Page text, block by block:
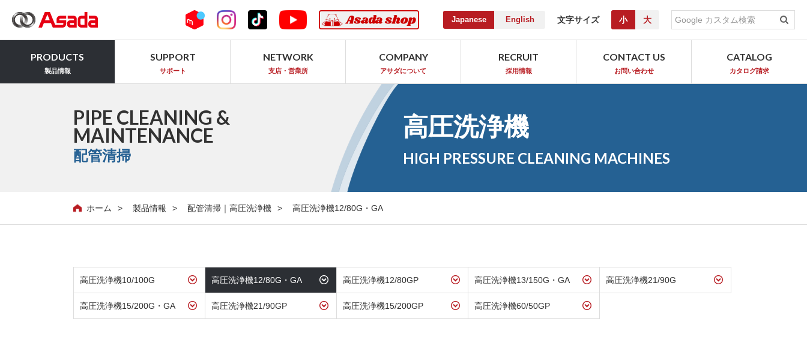
Japanese English 文字サイズ 小 大
PRODUCTS
製品情報
SUPPORT
サポート
NETWORK
支店・営業所
COMPANY
アサダについて
RECRUIT
採用情報
CONTACT US
お問い合わせ
CATALOG
カタログ請求
PIPE CLEANING &
MAINTENANCE
配管清掃
高圧洗浄機
HIGH PRESSURE CLEANING MACHINES
ホーム 製品情報 配管清掃｜高圧洗浄機 高圧洗浄機12/80G・GA
高圧洗浄機10/100G 高圧洗浄機12/80G・GA 高圧洗浄機12/80GP 高圧洗浄機13/150G・GA 高圧洗浄機21/90G
高圧洗浄機15/200G・GA 高圧洗浄機21/90GP 高圧洗浄機15/200GP 高圧洗浄機60/50GP